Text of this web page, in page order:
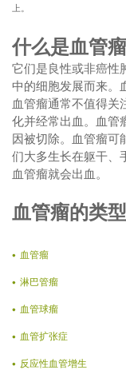
上。
什么是血管
它们是良性或非癌性
中的细胞发展而来。
血管瘤通常不值得关
化并经常出血。血管
因被切除。血管瘤可
们大多生长在躯干、
血管瘤就会出血。
血管瘤的类型
血管瘤
淋巴管瘤
血管球瘤
血管扩张症
反应性血管增生